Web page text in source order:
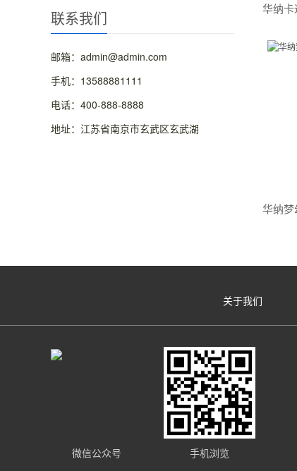
联系我们
邮箱：admin@admin.com
手机：13588881111
电话：400-888-8888
地址：江苏省南京市玄武区玄武湖
关于我们
微信公众号 手机浏览